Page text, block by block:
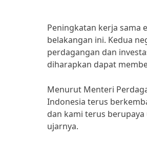
Peningkatan kerja sama
belakangan ini. Kedua
perdagangan dan
diharapkan dapat
Menurut Menteri
Indonesia terus
dan kami terus
ujarnya.